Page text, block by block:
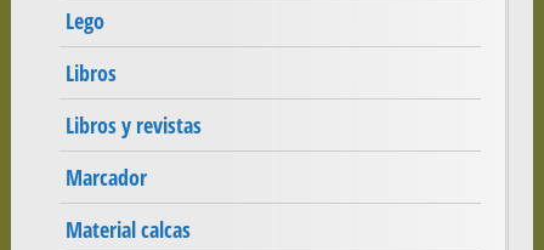
Lego
Libros
Libros y revistas
Marcador
Material calcas